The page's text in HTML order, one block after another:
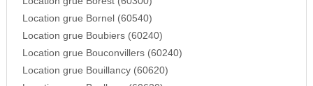
Location grue Bornel (60540)
Location grue Boubiers (60240)
Location grue Bouconvillers (60240)
Location grue Bouillancy (60620)